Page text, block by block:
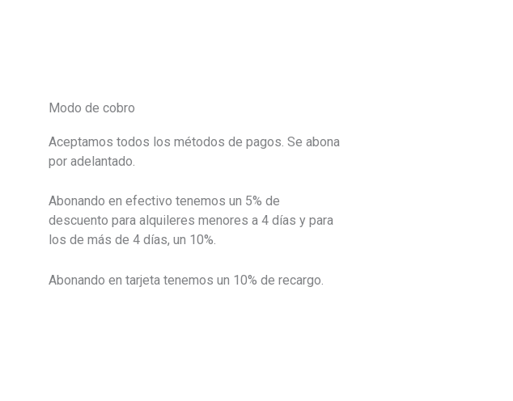
Modo de cobro
Aceptamos todos los métodos de pagos. Se abona
por adelantado.
Abonando en efectivo tenemos un 5% de
descuento para alquileres menores a 4 días y para
los de más de 4 días, un 10%.
Abonando en tarjeta tenemos un 10% de recargo.